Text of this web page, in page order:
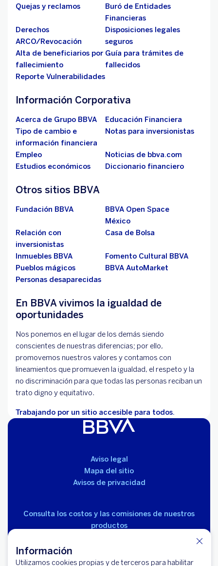
Información
Utilizamos cookies propias y de terceros para habilitar
Quejas y reclamos
Buró de Entidades
Financieras
Derechos
ARCO/Revocación
Disposiciones legales
seguros
Alta de beneficiarios por
fallecimiento
Guía para trámites de
fallecidos
Reporte Vulnerabilidades
Información Corporativa
Acerca de Grupo BBVA
Educación Financiera
Tipo de cambio e
información financiera
Notas para inversionistas
Empleo
Noticias de bbva.com
Estudios económicos
Diccionario financiero
Otros sitios BBVA
Fundación BBVA
BBVA Open Space
México
Relación con
inversionistas
Casa de Bolsa
Inmuebles BBVA
Fomento Cultural BBVA
Pueblos mágicos
BBVA AutoMarket
Personas desaparecidas
En BBVA vivimos la igualdad de
oportunidades
Nos ponemos en el lugar de los demás siendo
conscientes de nuestras diferencias; por ello,
promovemos nuestros valores y contamos con
lineamientos que promueven la igualdad, el respeto y la
no discriminación para que todas las personas reciban un
trato digno y equitativo.
Trabajando por un sitio accesible para todos.
Aviso legal
Mapa del sitio
Avisos de privacidad
Consulta los costos y las comisiones de nuestros
productos